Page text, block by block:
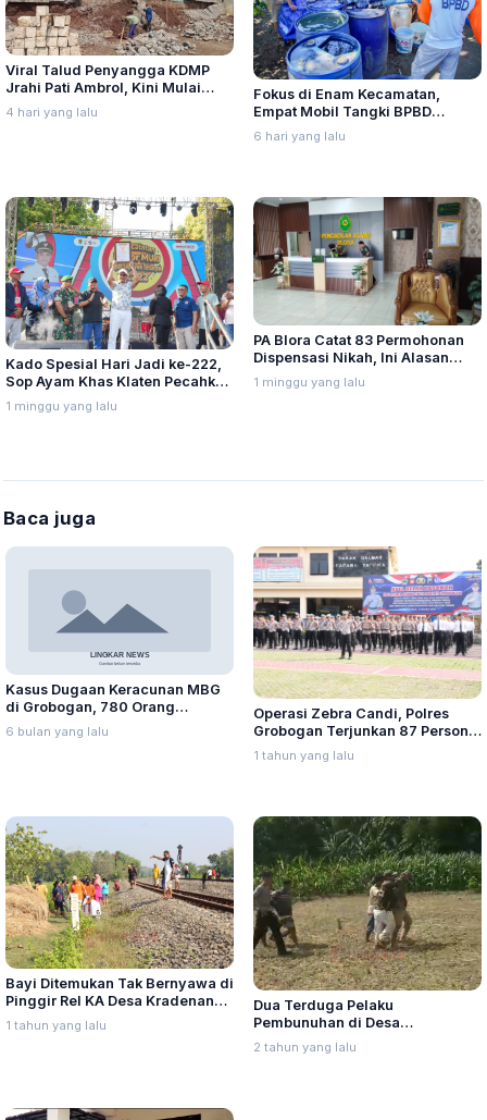
Viral Talud Penyangga KDMP
Jrahi Pati Ambrol, Kini Mulai
Diperbaiki
4 hari yang lalu
Fokus di Enam Kecamatan,
Empat Mobil Tangki BPBD
Kabupaten Lumajang Sehari 24
Kali Kirim Air Bersih
6 hari yang lalu
Kado Spesial Hari Jadi ke-222,
Sop Ayam Khas Klaten Pecahkan
Rekor MURI dan Dunia
1 minggu yang lalu
PA Blora Catat 83 Permohonan
Dispensasi Nikah, Ini Alasan
yang Paling Banyak Diajukan
1 minggu yang lalu
Baca juga
Kasus Dugaan Keracunan MBG
di Grobogan, 780 Orang
Terdampak, 156 Dirawat Medis
6 bulan yang lalu
Operasi Zebra Candi, Polres
Grobogan Terjunkan 87 Personel
Gabungan, Ini Sasarannya
1 tahun yang lalu
Bayi Ditemukan Tak Bernyawa di
Pinggir Rel KA Desa Kradenan
Grobogan
1 tahun yang lalu
Dua Terduga Pelaku
Pembunuhan di Desa
Karanganyar Grobogan Berhasil
Ditangkap
2 tahun yang lalu